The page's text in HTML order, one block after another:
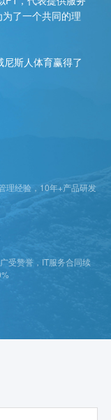
了一个共同的理
斯人体育赢得了
理经验，10年+产品研发
受赞誉，IT服务合同续